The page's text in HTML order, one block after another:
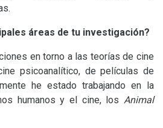
áreas de tu investigación?
en torno a las teorías de cine
psicoanalítico, de películas de
he estado trabajando en la
humanos y el cine, los Animal